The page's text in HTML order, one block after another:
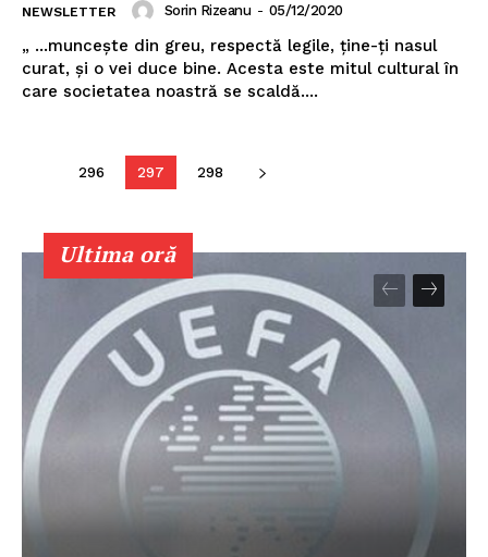
NEWSLETTER Sorin Rizeanu - 05/12/2020
„ ...muncește din greu, respectă legile, ține-ți nasul
curat, și o vei duce bine. Acesta este mitul cultural în
care societatea noastră se scaldă....
296 297 298
Ultima oră